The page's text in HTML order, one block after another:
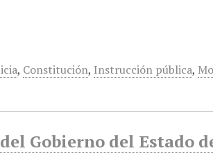
, Constitución, Instrucción pública,
Gobierno del Estado